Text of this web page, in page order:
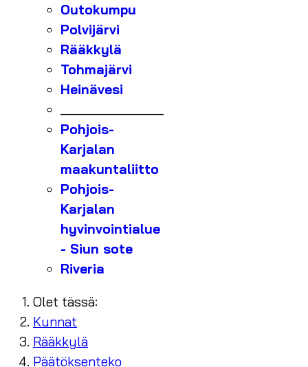
Outokumpu
Polvijärvi
Rääkkylä
Tohmajärvi
Heinävesi
Pohjois-
Karjalan
maakuntaliitto
Pohjois-
Karjalan
hyvinvointialue
- Siun sote
Riveria
Olet tässä:
Kunnat
Rääkkylä
Päätöksenteko